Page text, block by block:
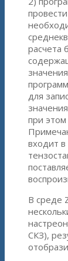
расчета
для
при этом
входит в
В среде
СКЗ),